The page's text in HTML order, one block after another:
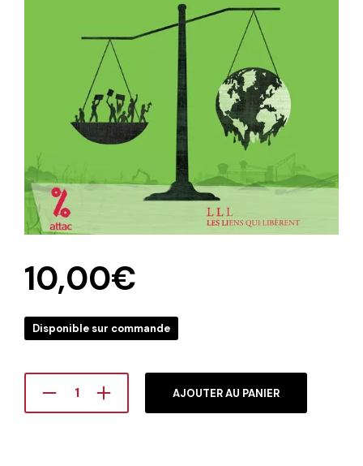
10,00€
Disponible sur commande
AJOUTER AU PANIER